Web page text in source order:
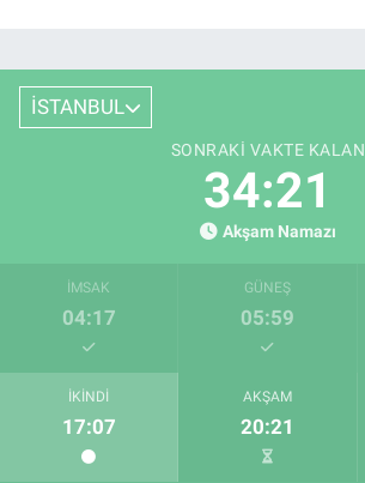
İSTANBUL
SONRAKI VAKTE KALAN
34:21
Akşam Namazı
İMSAK
04:17
GÜNEŞ
05:59
İKINDI
17:07
AKŞAM
20:21